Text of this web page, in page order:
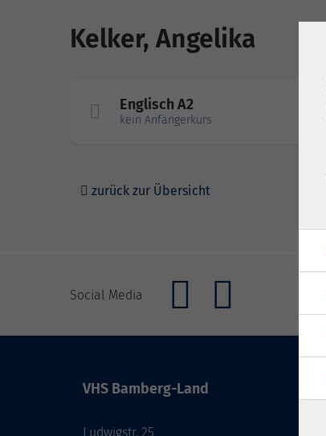
Kelker, Angelika
Englisch A2
kein Anfängerkurs
zurück zur Übersicht
Social Media
VHS Bamberg-Land
Ludwigstr. 25